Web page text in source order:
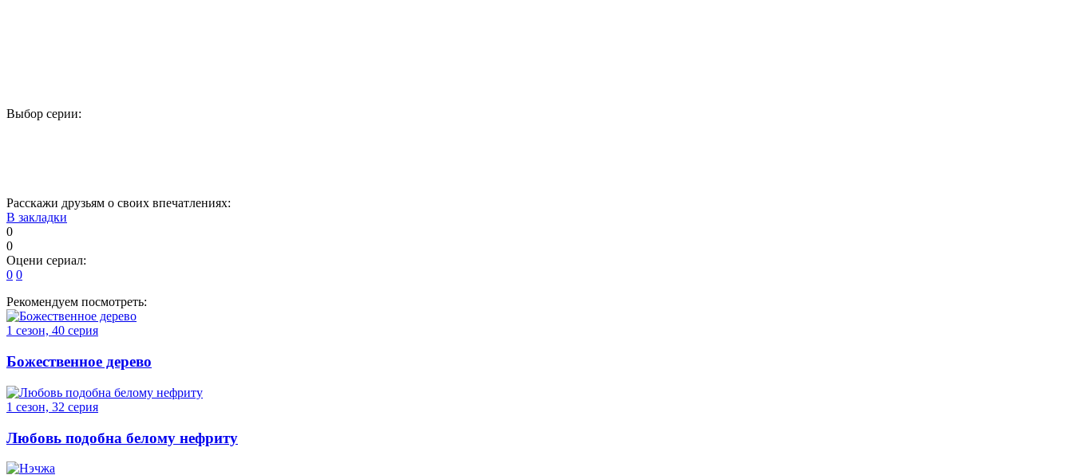
Выбор серии:
Расскажи друзьям о своих впечатлениях:
В закладки
0
0
Оцени сериал:
0 0
Рекомендуем посмотреть:
1 сезон, 40 серия
Божественное дерево
1 сезон, 32 серия
Любовь подобна белому нефриту